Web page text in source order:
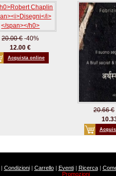
20.00 €-40%
12.00 €
Acquista online
20.66 €
Condizioni| Carrello| Eventi| Ricerca|
Promozioni